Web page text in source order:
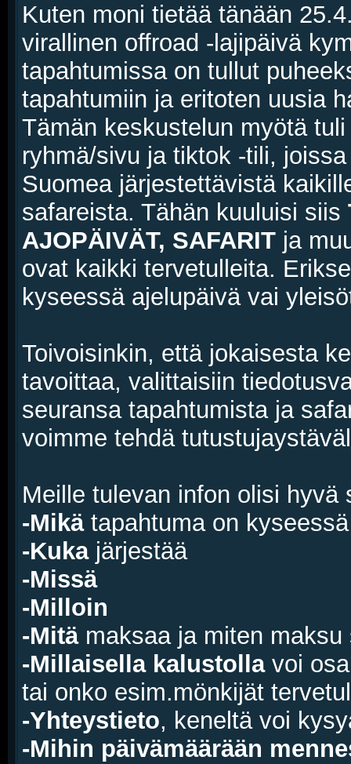
Kuten moni tietää tänään
virallinen offroad -lajipäivä
tapahtumissa on tullut
tapahtumiin ja eritoten uusia
Tämän keskustelun myötä
ryhmä/sivu ja tiktok -tili,
Suomea järjestettävistä
safareista. Tähän kuuluisi siis
AJOPÄIVÄT, SAFARIT ja
ovat kaikki tervetulleita.
kyseessä ajelupäivä vai
Toivoisinkin, että jokaisesta
tavoittaa, valittaisiin
seuransa tapahtumista ja
voimme tehdä
Meille tulevan infon olisi hyvä
-Mikätapahtuma on
-Kukajärjestää
-Missä
-Milloin
-Mitämaksaa ja miten maksu
-Millaisella kalustollavoi
tai onko esim.mönkijät
-Yhteystieto, keneltä voi
-Mihin päivämäärään